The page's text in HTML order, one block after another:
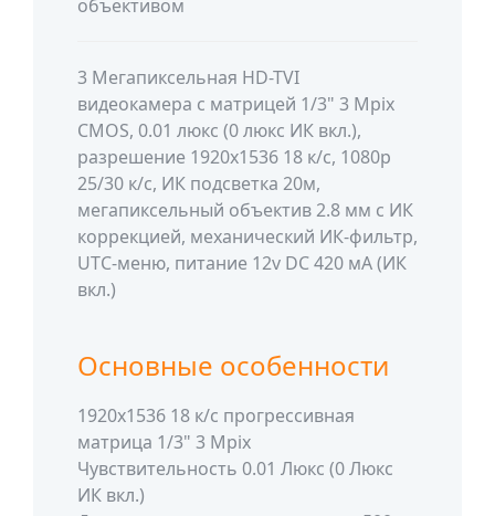
объективом
3 Мегапиксельная HD-TVI
видеокамера с матрицей 1/3" 3 Mpix
CMOS, 0.01 люкс (0 люкс ИК вкл.),
разрешение 1920x1536 18 к/с, 1080p
25/30 к/с, ИК подсветка 20м,
мегапиксельный объектив 2.8 мм с ИК
коррекцией, механический ИК-фильтр,
UTC-меню, питание 12v DC 420 мА (ИК
вкл.)
Основные особенности
1920х1536 18 к/с прогрессивная
матрица 1/3" 3 Mpix
Чувствительность 0.01 Люкс (0 Люкс
ИК вкл.)